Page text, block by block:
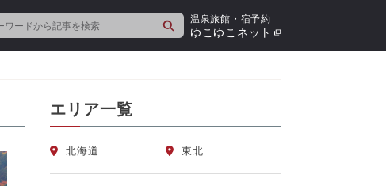
検
索
温泉旅館・宿予約
ゆこゆこネット
エリア一覧
北海道 東北